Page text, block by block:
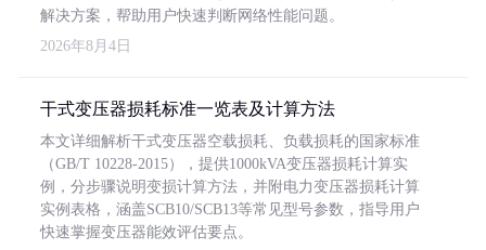
解决方案，帮助用户快速判断网络性能问题。
2026年8月4日
干式变压器损耗标准一览表及计算方法
本文详细解析干式变压器空载损耗、负载损耗的国家标准
（GB/T 10228-2015），提供1000kVA变压器损耗计算实
例，分步骤说明变损计算方法，并附电力变压器损耗计算
实例表格，涵盖SCB10/SCB13等常见型号参数，指导用户
快速掌握变压器能效评估要点。